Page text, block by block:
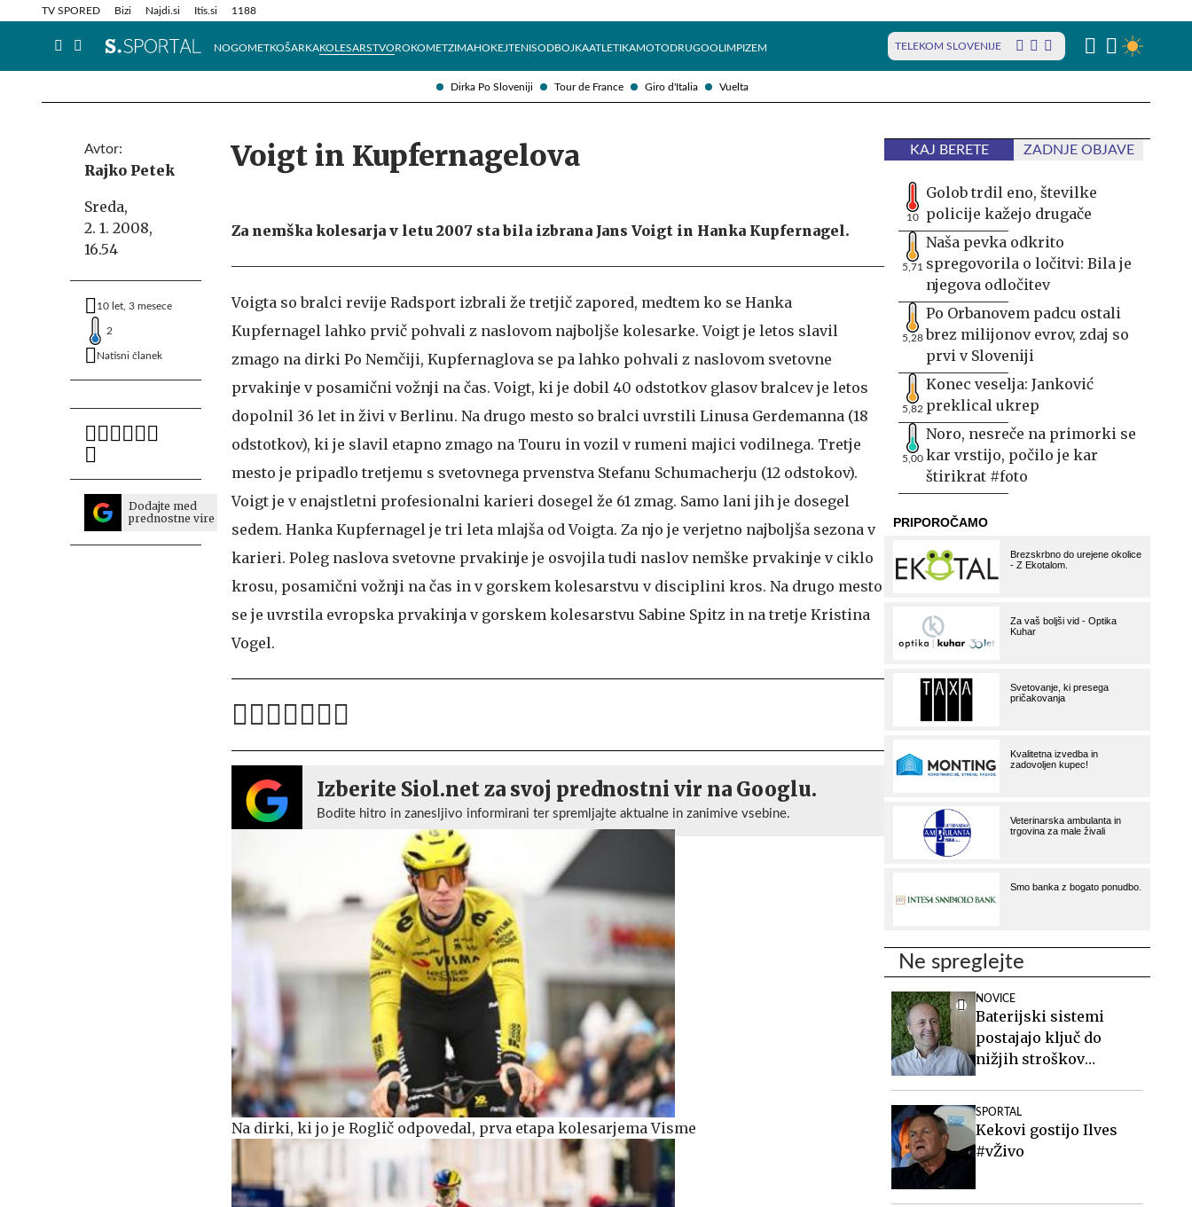
Dirka Po Sloveniji Tour de France Giro d'Italia Vuelta
TV SPORED Bizi Najdi.si Itis.si 1188
NOGOMETKOŠARKAKOLESARSTVOROKOMETZIMAHOKEJTENISODBOJKAATLETIKAMOTODRUGOOLIMPIZEM TELEKOM SLOVENIJE
Info in obvestila Tehnik
Avtor:
Rajko Petek
Sreda,
2. 1. 2008,
16.54
10 let, 3 mesece
2
Natisni članek
Dodajte med
prednostne vire
Voigt in Kupfernagelova
Za nemška kolesarja v letu 2007 sta bila izbrana Jans Voigt in Hanka Kupfernagel.
Voigta so bralci revije Radsport izbrali že tretjič zapored, medtem ko se Hanka
Kupfernagel lahko prvič pohvali z naslovom najboljše kolesarke. Voigt je letos slavil
zmago na dirki Po Nemčiji, Kupfernaglova se pa lahko pohvali z naslovom svetovne
prvakinje v posamični vožnji na čas. Voigt, ki je dobil 40 odstotkov glasov bralcev je letos
dopolnil 36 let in živi v Berlinu. Na drugo mesto so bralci uvrstili Linusa Gerdemanna (18
odstotkov), ki je slavil etapno zmago na Touru in vozil v rumeni majici vodilnega. Tretje
mesto je pripadlo tretjemu s svetovnega prvenstva Stefanu Schumacherju (12 odstokov).
Voigt je v enajstletni profesionalni karieri dosegel že 61 zmag. Samo lani jih je dosegel
sedem. Hanka Kupfernagel je tri leta mlajša od Voigta. Za njo je verjetno najboljša sezona v
karieri. Poleg naslova svetovne prvakinje je osvojila tudi naslov nemške prvakinje v ciklo
krosu, posamični vožnji na čas in v gorskem kolesarstvu v disciplini kros. Na drugo mesto
se je uvrstila evropska prvakinja v gorskem kolesarstvu Sabine Spitz in na tretje Kristina
Vogel.
Izberite Siol.net za svoj prednostni vir na Googlu.
Bodite hitro in zanesljivo informirani ter spremljajte aktualne in zanimive vsebine.
Na dirki, ki jo je Roglič odpovedal, prva etapa kolesarjema Visme
KAJ BERETE ZADNJE OBJAVE
10
Golob trdil eno, številke
policije kažejo drugače
5,71
Naša pevka odkrito
spregovorila o ločitvi: Bila je
njegova odločitev
5,28
Po Orbanovem padcu ostali
brez milijonov evrov, zdaj so
prvi v Sloveniji
5,82
Konec veselja: Janković
preklical ukrep
5,00
Noro, nesreče na primorki se
kar vrstijo, počilo je kar
štirikrat #foto
Ne spreglejte
NOVICE
Baterijski sistemi
postajajo ključ do
nižjih stroškov
SPORTAL
Kekovi gostijo Ilves
#vŽivo